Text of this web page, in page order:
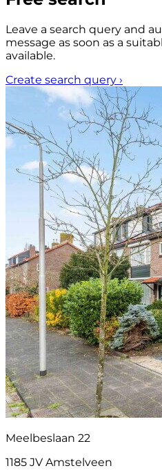
Leave a search query and
message as soon as a
available.
Create search query ›
Meelbeslaan 22
1185 JV Amstelveen